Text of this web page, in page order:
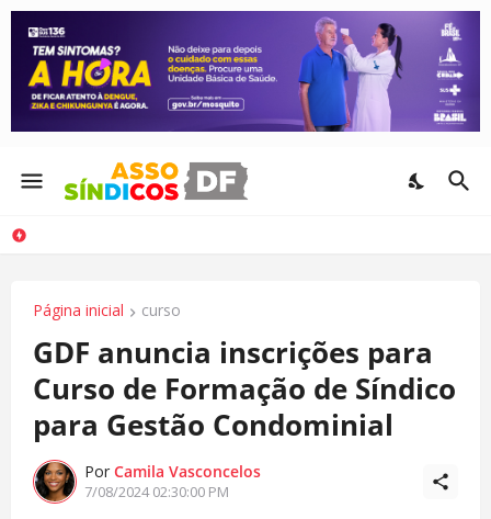
Página inicial curso
GDF anuncia inscrições para
Curso de Formação de Síndico
para Gestão Condominial
Por Camila Vasconcelos
7/08/2024 02:30:00 PM